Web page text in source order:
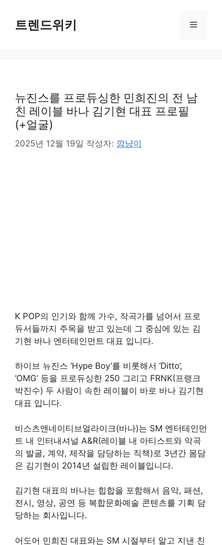
트렌드위키 메
뉴진스를 프로듀싱한 민희진의 전 남
친 레이블 바나 김기현 대표 프로필
(+얼굴)
2025년 12월 19일 작성자: 깜냥이
K POP의 인기와 함께 가수, 작곡가를 넘어서 프로
듀서들까지 주목을 받고 있는데 그 중심에 있는 김
기현 바나 엔터테인먼트 대표 입니다.
하이브 뉴진스 ‘Hype Boy’를 비롯해서 ‘Ditto’,
‘OMG’ 등을 프로듀싱한 250 그리고 FRNK(프랭크
박진수) 두 사람이 속한 레이블이 바로 바나 김기현
대표 입니다.
비스츠앤네이티브얼라이크(바나)는 SM 엔터테인먼
트 내 인터내셔널 A&R(레이블 내 아티스트와 악곡
의 발굴, 계약, 제작을 담당하는 직책)로 3년간 몸담
은 김기현이 2014년 설립한 레이블입니다.
김기현 대표의 바나는 힙합을 포함해서 음악, 패션,
전시, 영상, 공연 등 복합문화예술 콘텐츠를 기획 담
당하는 회사입니다.
어도어 민희진 대표와는 SM 시절부터 알고 지낸 친